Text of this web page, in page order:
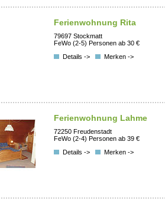
Ferienwohnung Rita
79697 Stockmatt
FeWo (2-5) Personen ab 30 €
Details ->
Merken ->
Ferienwohnung Lahme
72250 Freudenstadt
FeWo (2-4) Personen ab 39 €
Details ->
Merken ->